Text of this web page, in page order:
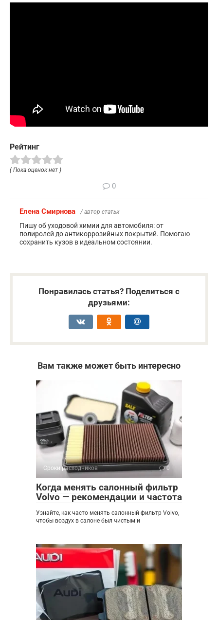
Рейтинг
( Пока оценок нет )
0
Елена Смирнова / автор статьи
Пишу об уходовой химии для автомобиля: от
полиролей до антикоррозийных покрытий. Помогаю
сохранить кузов в идеальном состоянии.
Понравилась статья? Поделиться с
друзьями:
Вам также может быть интересно
Сроки расходников 0
Когда менять салонный фильтр
Volvo — рекомендации и частота
Узнайте, как часто менять салонный фильтр Volvo,
чтобы воздух в салоне был чистым и